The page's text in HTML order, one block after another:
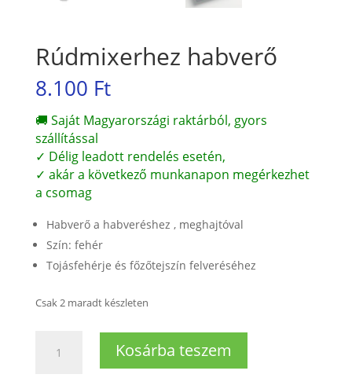
Rúdmixerhez habverő
8.100 Ft
🚚 Saját Magyarországi raktárból, gyors
szállítással
✓ Délig leadott rendelés esetén,
✓ akár a következő munkanapon megérkezhet
a csomag
Habverő a habveréshez , meghajtóval
Szín: fehér
Tojásfehérje és főzőtejszín felveréséhez
Csak 2 maradt készleten
habverő
Kosárba teszem